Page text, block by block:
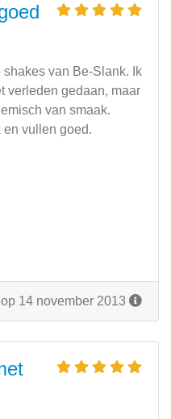
shakes van Be-Slank. Ik
verleden gedaan, maar
van smaak.
en vullen goed.
op 14 november 2013